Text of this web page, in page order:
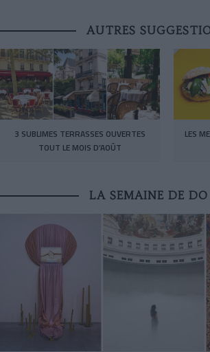
AUTRES
3 SUBLIMES TERRASSES OUVERTES
TOUT LE MOIS D’AOÛT
LES
LA SEMAINE DE